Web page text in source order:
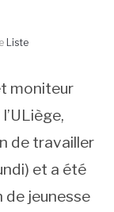
Liste
moniteur
de travailler
et a été
de jeunesse